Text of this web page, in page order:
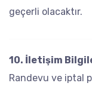
geçerli olacaktır.
10. İletişim
Randevu ve iptal